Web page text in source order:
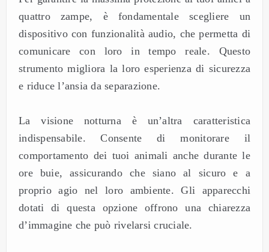
quattro zampe, è fondamentale scegliere un
dispositivo con funzionalità audio, che permetta di
comunicare con loro in tempo reale. Questo
strumento migliora la loro esperienza di sicurezza
e riduce l’ansia da separazione.
La visione notturna è un’altra caratteristica
indispensabile. Consente di monitorare il
comportamento dei tuoi animali anche durante le
ore buie, assicurando che siano al sicuro e a
proprio agio nel loro ambiente. Gli apparecchi
dotati di questa opzione offrono una chiarezza
d’immagine che può rivelarsi cruciale.